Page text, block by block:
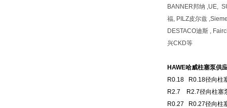
BANNER邦纳 ,UE,
福, PILZ皮尔兹
DESTACO迪斯 ,
兴CKD等
HAWE哈威柱塞泵供
R0.18 R0.18径向
R2.7 R2.7径向柱
R0.27 R0.27径向